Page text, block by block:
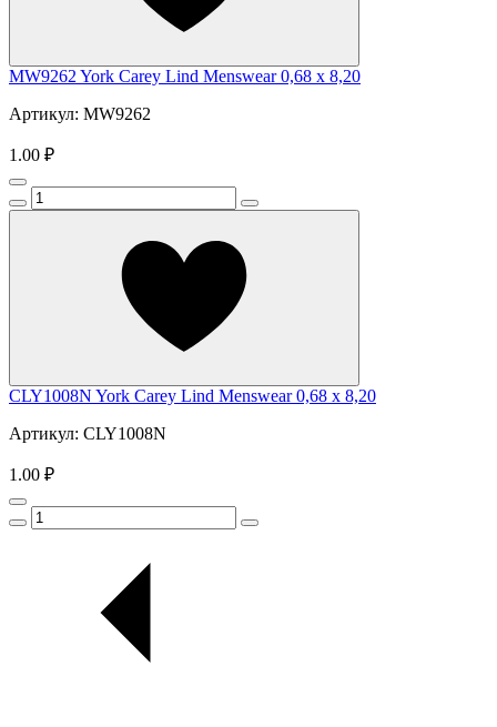
MW9262 York Carey Lind Menswear 0,68 x 8,20
Артикул: MW9262
1.00 ₽
CLY1008N York Carey Lind Menswear 0,68 x 8,20
Артикул: CLY1008N
1.00 ₽